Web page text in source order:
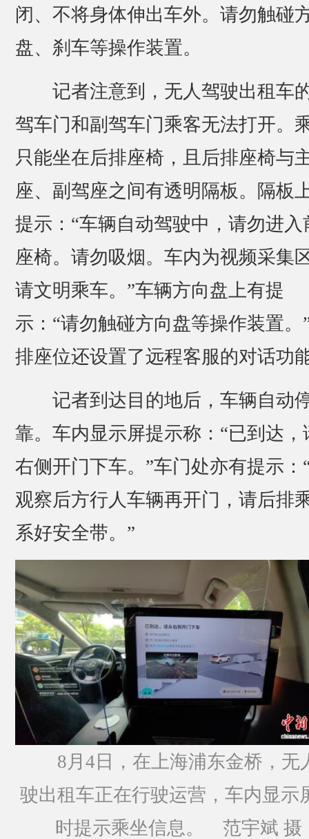
闭、不将身体伸出车外。请勿触碰
盘、刹车等操作装置。
记者注意到，无人驾驶出租车
驾车门和副驾车门乘客无法打开。
只能坐在后排座椅，且后排座椅与
座、副驾座之间有透明隔板。隔板
提示：“车辆自动驾驶中，请勿进入
座椅。请勿吸烟。车内为视频采集
请文明乘车。”车辆方向盘上有提
示：“请勿触碰方向盘等操作装置。
排座位还设置了远程客服的对话功
记者到达目的地后，车辆自动
靠。车内显示屏提示称：“已到达，
右侧开门下车。”车门处亦有提示：
观察后方行人车辆再开门，请后排
系好安全带。”
8月4日，在上海浦东金桥，无
驶出租车正在行驶运营，车内显示
时提示乘坐信息。 范宇斌 摄